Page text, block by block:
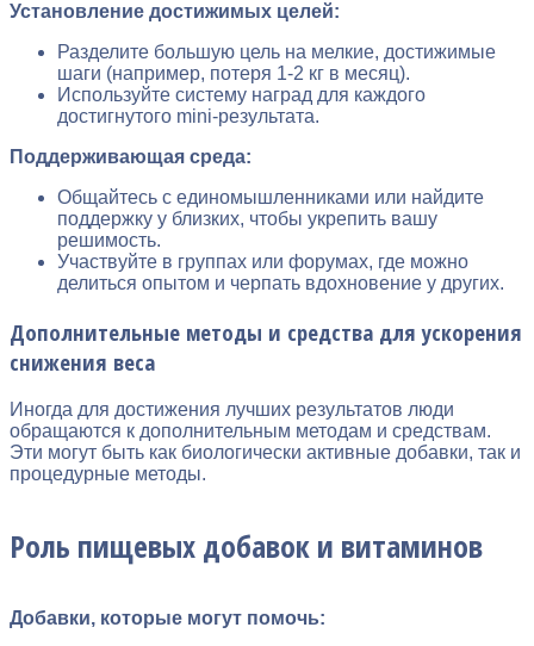
Установление достижимых целей:
Разделите большую цель на мелкие, достижимые
шаги (например, потеря 1-2 кг в месяц).
Используйте систему наград для каждого
достигнутого mini-результата.
Поддерживающая среда:
Общайтесь с единомышленниками или найдите
поддержку у близких, чтобы укрепить вашу
решимость.
Участвуйте в группах или форумах, где можно
делиться опытом и черпать вдохновение у других.
Дополнительные методы и средства для ускорения
снижения веса
Иногда для достижения лучших результатов люди
обращаются к дополнительным методам и средствам.
Эти могут быть как биологически активные добавки, так и
процедурные методы.
Роль пищевых добавок и витаминов
Добавки, которые могут помочь: